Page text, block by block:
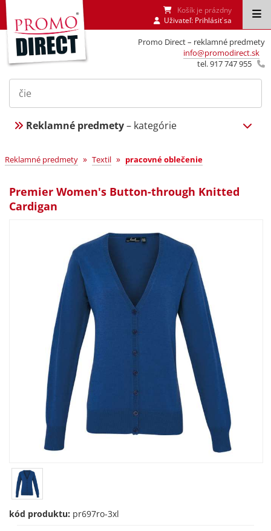
Promo Direct – reklamné predmety
info@promodirect.sk
tel. 917 747 955
Košík je prázdny
Uživateľ: Prihlásiť sa
Reklamné predmety– kategórie
Reklamné predmety » Textil » pracovné oblečenie
Premier Women's Button-through Knitted
Cardigan
kód produktu: pr697ro-3xl